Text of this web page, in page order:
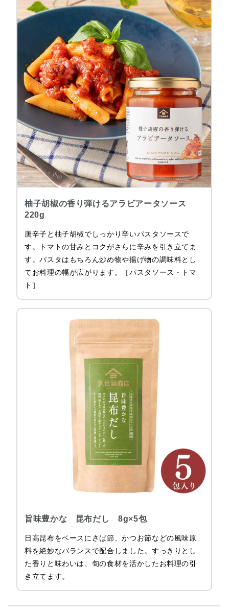
柚子胡椒の香り弾けるアラビアータソース
220g
唐辛子と柚子胡椒でしっかり辛いパスタソースで
す。トマトの甘みとコクがさらに辛みを引き立てま
す。パスタはもちろん炒め物や揚げ物の調味料とし
てお料理の幅が広がります。［パスタソース・トマ
ト］
旨味豊かな 昆布だし 8g×5包
日高昆布をベースにさば節、かつお節などの風味原
料を絶妙なバランスで配合しました。すっきりとし
た香りと味わいは、旬の食材を活かしたお料理の引
き立てます。